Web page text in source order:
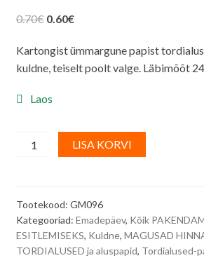
0.70€ Algne
oli:
0.70€.
0.60€Praegune
on:
0.60€.
Kartongist ümmargune papist
kuldne, teiselt poolt valge. Läbimõõt 24
Laos
Tordialus,
aluspapp,
-
läbimõõt
24
LISA KORVI
a
Tootekood: GM096
Kategooriad: Emadepäev, Kõik
ESITLEMISEKS, Kuldne, MAGUSAD
TORDIALUSED ja aluspapid, Tordialused-